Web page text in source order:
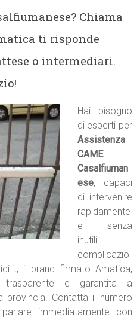
Chiama
ti risponde
o intermediari.
Hai bisogno
di esperti per
Assistenza
CAME
Casalfiuman
ese, capaci
di intervenire
rapidamente
e senza
inutili
complicazio
il brand firmato Amatica,
trasparente e garantita a
provincia. Contatta il numero
immediatamente con